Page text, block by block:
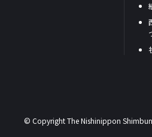
© Copyright The Nishinippon